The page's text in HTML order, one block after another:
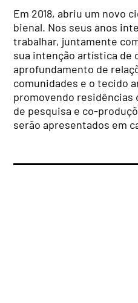
Em 2018, abriu um novo
bienal. Nos seus anos
trabalhar, juntamente
sua intenção artística de
aprofundamento de
comunidades e o tecido
promovendo residências
de pesquisa e co-
serão apresentados em